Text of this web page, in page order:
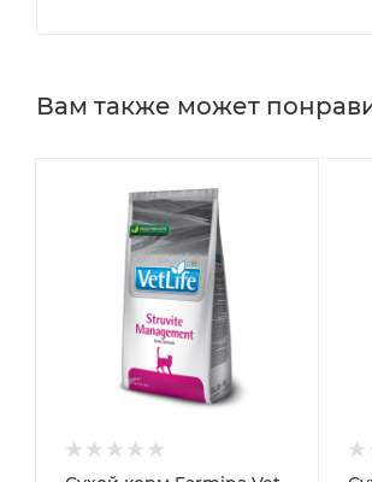
Вам также может